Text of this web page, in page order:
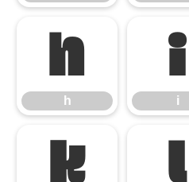
h
h
i
i
k l